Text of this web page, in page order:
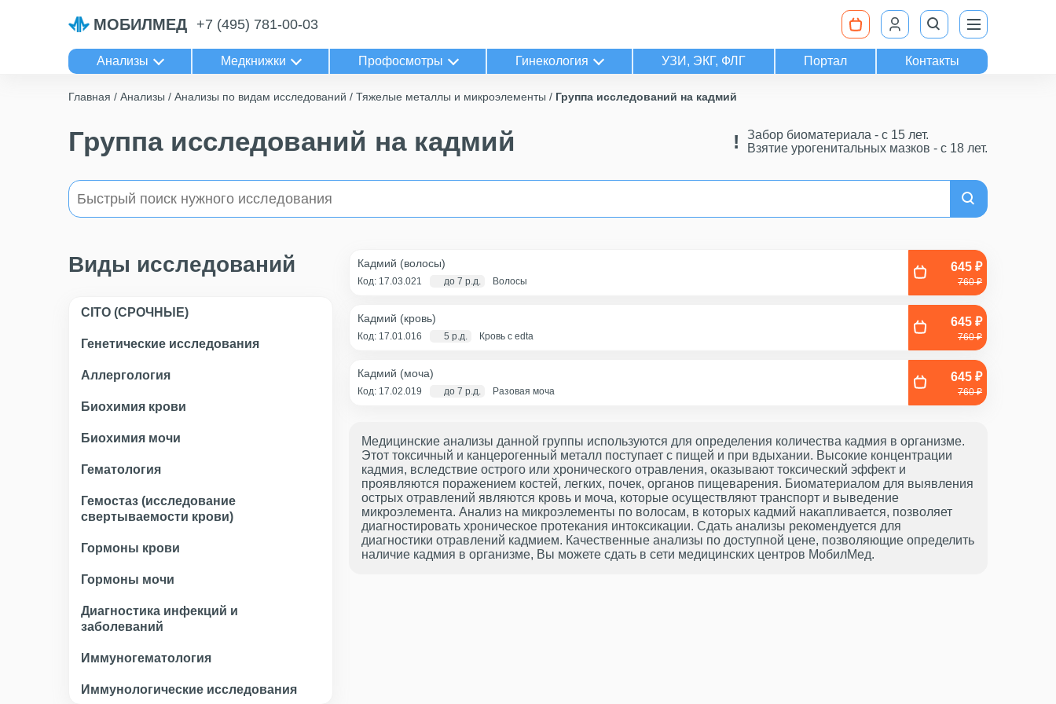
МОБИЛМЕД +7 (495) 781-00-03
Анализы Медкнижки Профосмотры Гинекология УЗИ, ЭКГ, ФЛГ Портал Контакты
Главная Анализы Анализы по видам исследований Тяжелые металлы и микроэлементы Группа исследований на кадмий
Группа исследований на кадмий
Забор биоматериала - c 15 лет.
Взятие урогенитальных мазков - с 18 лет.
Виды исследований
CITO (СРОЧНЫЕ)
Генетические исследования
Аллергология
Биохимия крови
Биохимия мочи
Гематология
Гемостаз (исследование
свертываемости крови)
Гормоны крови
Гормоны мочи
Диагностика инфекций и
заболеваний
Иммуногематология
Иммунологические исследования
Кадмий (волосы)
Код: 17.03.021 до 7 р.д. Волосы
645 ₽
760 ₽
Кадмий (кровь)
Код: 17.01.016 5 р.д. Кровь с edta
645 ₽
760 ₽
Кадмий (моча)
Код: 17.02.019 до 7 р.д. Разовая моча
645 ₽
760 ₽
Медицинские анализы данной группы используются для определения количества кадмия в организме.
Этот токсичный и канцерогенный металл поступает с пищей и при вдыхании. Высокие концентрации
кадмия, вследствие острого или хронического отравления, оказывают токсический эффект и
проявляются поражением костей, легких, почек, органов пищеварения. Биоматериалом для выявления
острых отравлений являются кровь и моча, которые осуществляют транспорт и выведение
микроэлемента. Анализ на микроэлементы по волосам, в которых кадмий накапливается, позволяет
диагностировать хроническое протекания интоксикации. Сдать анализы рекомендуется для
диагностики отравлений кадмием. Качественные анализы по доступной цене, позволяющие определить
наличие кадмия в организме, Вы можете сдать в сети медицинских центров МобилМед.